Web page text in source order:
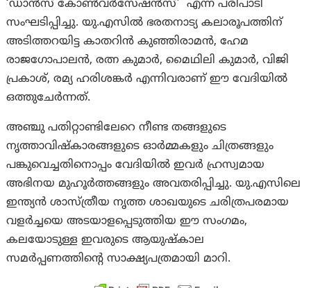
‘ഡാൻസ് കോൺവർസേഷൻസ്’ എന്ന പരിപാടി
സംഘടിപ്പിച്ചു. യു.എസിൽ ഭരതനാട്യ കലാരൂപത്തിന്
അടിത്തറയിട്ട കാതറിൻ കുഞ്ഞിരാമൻ, ഹേമ
രാജഗോപാലൻ, രത്ന കുമാർ, മൈഥിലി കുമാർ, വിജി
പ്രകാശ്, രമ്യ ഹരിശങ്കർ എന്നിവരാണ് ഈ വേദിയിൽ
ഒത്തുചേർന്നത്.
അഞ്ചു പതിറ്റാണ്ടിലേറെ നീണ്ട തങ്ങളുടെ
നൃത്താവിഷ്കാരങ്ങളുടെ ഓർമ്മകളും ചിത്രങ്ങളും
പങ്കുവെച്ചതിനൊപ്പം വേദിയിൽ ഇവർ ഹ്രസ്വമായ
അഭിനയ മുഹൂർത്തങ്ങളും അവതരിപ്പിച്ചു. യു.എസിലെ
ഇന്ത്യൻ ശാസ്ത്രീയ നൃത്ത ശാഖയുടെ ചരിത്രപരമായ
വളർച്ചയെ അടയാളപ്പെടുത്തിയ ഈ സംഗമം,
കലയോടുള്ള ഇവരുടെ ആയുഷ്കാല
സമർപ്പണത്തിന്റെ സാക്ഷ്യപത്രമായി മാറി.